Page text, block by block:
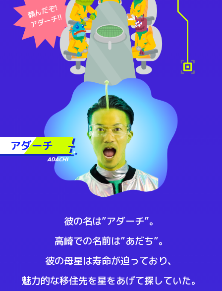
頼んだぞ!
アダーチ!!
彼の名は”アダーチ”。
高崎での名前は”あだち”。
彼の母星は寿命が迫っており、
魅力的な移住先を星をあげて探していた。